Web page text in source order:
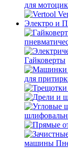
для
Электро и
Гайковерты
для
машины